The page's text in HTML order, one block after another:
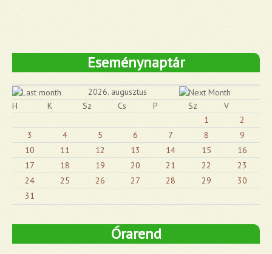
Eseménynaptár
2026. augusztus
H
K Sz Cs P Sz
V
1
2
3
4 5 6 7 8
9
10
11 12 13 14 15
16
17
18 19 20 21 22
23
24
25 26 27 28 29
30
31
Órarend